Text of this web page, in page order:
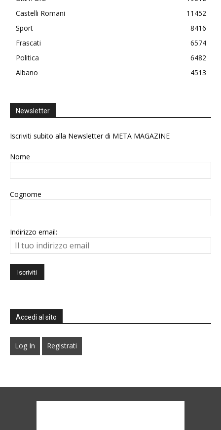
Castelli Romani
11452
Sport
8416
Frascati
6574
Politica
6482
Albano
4513
Newsletter
Iscriviti subito alla Newsletter di META MAGAZINE
Nome
Cognome
Indirizzo email:
Accedi al sito
Log In Registrati